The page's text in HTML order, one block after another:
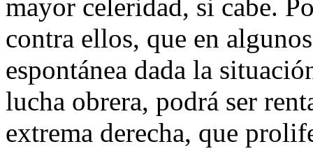
mayor celeridad, si cabe.
contra ellos, que en
espontánea dada la
lucha obrera, podrá ser
extrema derecha, que